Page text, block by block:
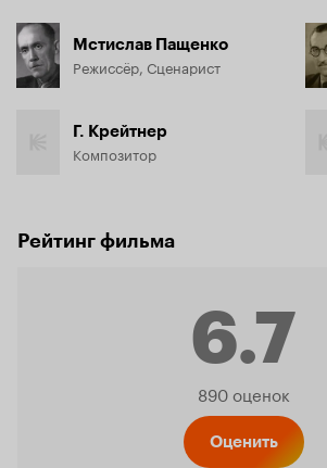
Мстислав Пащенко
Режиссёр, Сценарист
Г. Крейтнер
Композитор
Рейтинг фильма
6.7
890 оценок
Оценить